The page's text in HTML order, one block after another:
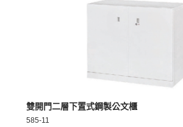
MORE >
雙開門二層下置式鋼製公文櫃
585-11